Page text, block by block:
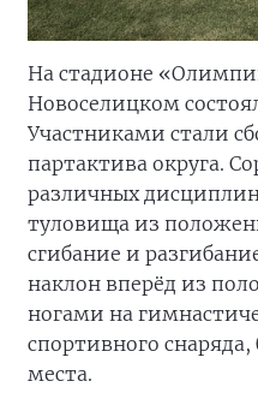
На стадионе
Новоселицком
Участниками стали
партактива округа.
различных
туловища из
сгибание и
наклон вперёд из
ногами на
спортивного
места.